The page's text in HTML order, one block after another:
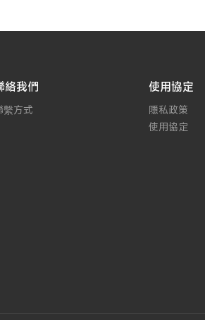
絡我們
繫方式
使用協定
隱私政策
使用協定